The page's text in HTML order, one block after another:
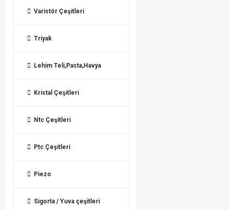
Varistör Çeşitleri
Triyak
Lehim Teli,Pasta,Havya
Kristal Çeşitleri
Ntc Çeşitleri
Ptc Çeşitleri
Piezo
Sigorta / Yuva çeşitleri